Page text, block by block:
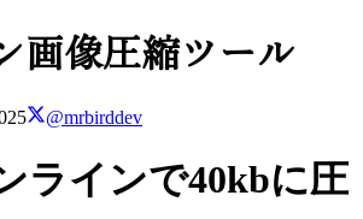
画像圧縮ツール
@mrbirddev
ラインで40kbに圧